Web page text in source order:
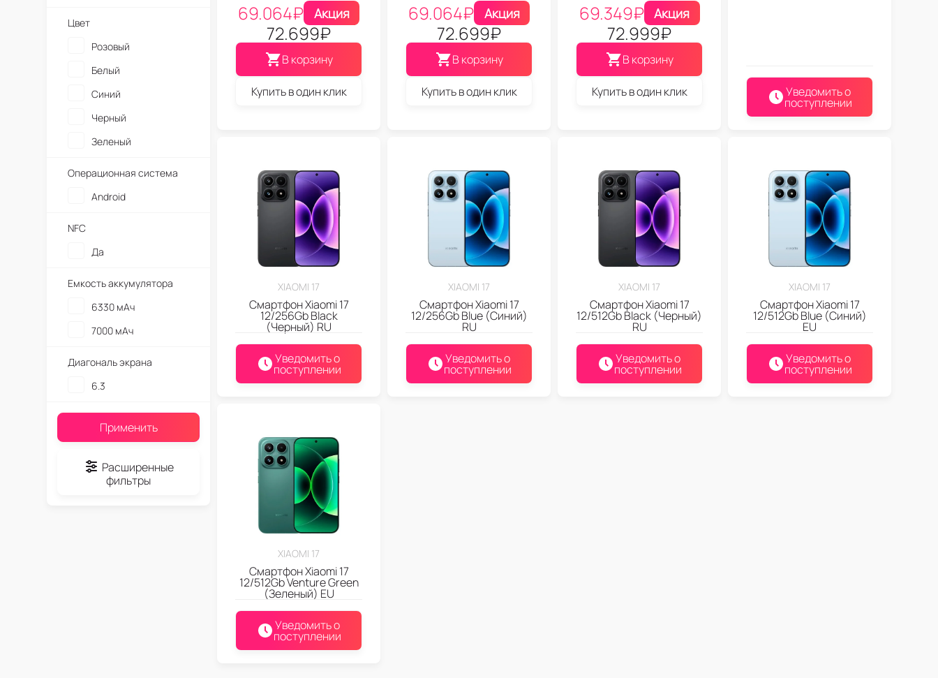
69.064₽ Акция
72.699₽
В корзину
Купить в один клик
69.064₽ Акция
72.699₽
В корзину
Купить в один клик
69.349₽ Акция
72.999₽
В корзину
Купить в один клик Уведомить о
поступлении
XIAOMI 17
Смартфон Xiaomi 17
12/256Gb Black
(Черный) RU
Уведомить о
поступлении
XIAOMI 17
Смартфон Xiaomi 17
12/256Gb Blue (Синий)
RU
Уведомить о
поступлении
XIAOMI 17
Смартфон Xiaomi 17
12/512Gb Black (Черный)
RU
Уведомить о
поступлении
XIAOMI 17
Смартфон Xiaomi 17
12/512Gb Blue (Синий)
EU
Уведомить о
поступлении
XIAOMI 17
Смартфон Xiaomi 17
12/512Gb Venture Green
(Зеленый) EU
Уведомить о
поступлении
Цвет
Розовый
Белый
Синий
Черный
Зеленый
Операционная система
Android
NFC
Да
Емкость аккумулятора
6330 мАч
7000 мАч
Диагональ экрана
6.3
Применить
Расширенные
фильтры